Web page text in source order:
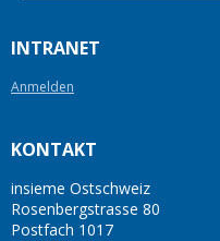
INTRANET
Anmelden
KONTAKT
insieme Ostschweiz
Rosenbergstrasse 80
Postfach 1017